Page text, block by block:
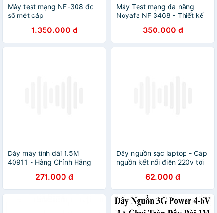
Máy test mạng NF-308 đo
số mét cáp
1.350.000 đ
Máy Test mạng đa năng
Noyafa NF 3468 - Thiết kế
350.000 đ
Dây máy tính dài 1.5M
40911 - Hàng Chính Hãng
271.000 đ
Dây nguồn sạc laptop - Cáp
nguồn kết nối điện 220v tới
sạc nguồn laptop - Hàng
chính hãng
62.000 đ